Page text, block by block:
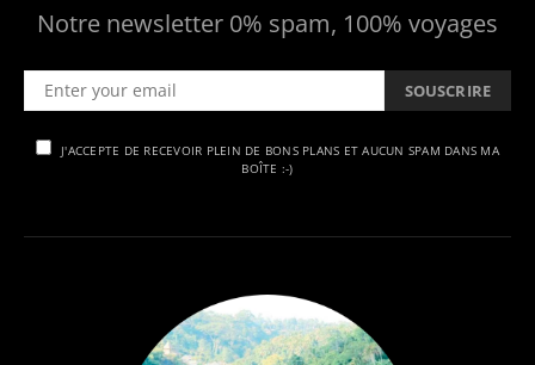
Notre newsletter 0% spam, 100% voyages
SOUSCRIRE
J'ACCEPTE DE RECEVOIR PLEIN DE BONS PLANS ET AUCUN SPAM DANS MA
BOÎTE :-)